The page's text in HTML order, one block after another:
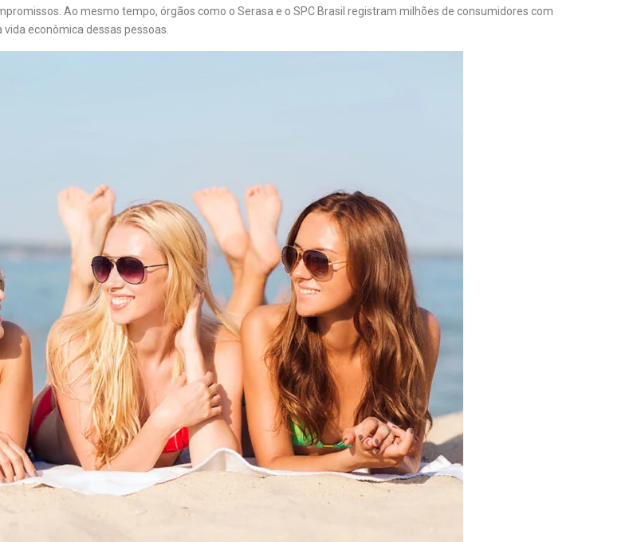
Ao mesmo tempo, órgãos como o Serasa e o SPC Brasil registram milhões de consumidores com
econômica dessas pessoas.